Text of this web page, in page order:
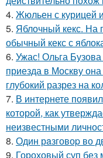
4. Жюльен с курицей
5. Яблочный кекс. На
обычный кекс с
6. Ужас! Ольга
приезда в Москву
глубокий разрез на
7. В интернете
которой, как
неизвестными
8. Один рaзговоp во
9. Гороховый суп без